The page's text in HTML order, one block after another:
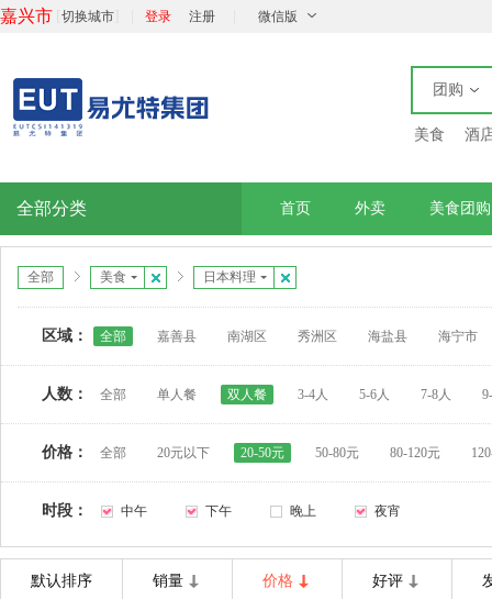
嘉兴市 切换城市 登录 注册 微信版
团购
美食 酒
全部分类 首页 外卖 美食团购
全部 美食 日本料理
区域： 全部 嘉善县 南湖区 秀洲区 海盐县 海宁市
人数： 全部 单人餐 双人餐 3-4人 5-6人 7-8人
价格： 全部 20元以下 20-50元 50-80元 80-120元
时段： 中午 下午 晚上 夜宵
默认排序 销量 价格 好评